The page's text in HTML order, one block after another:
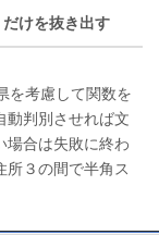
けを抜き出す
を考慮して関数を
動判別させれば文
場合は失敗に終わ
所３の間で半角ス